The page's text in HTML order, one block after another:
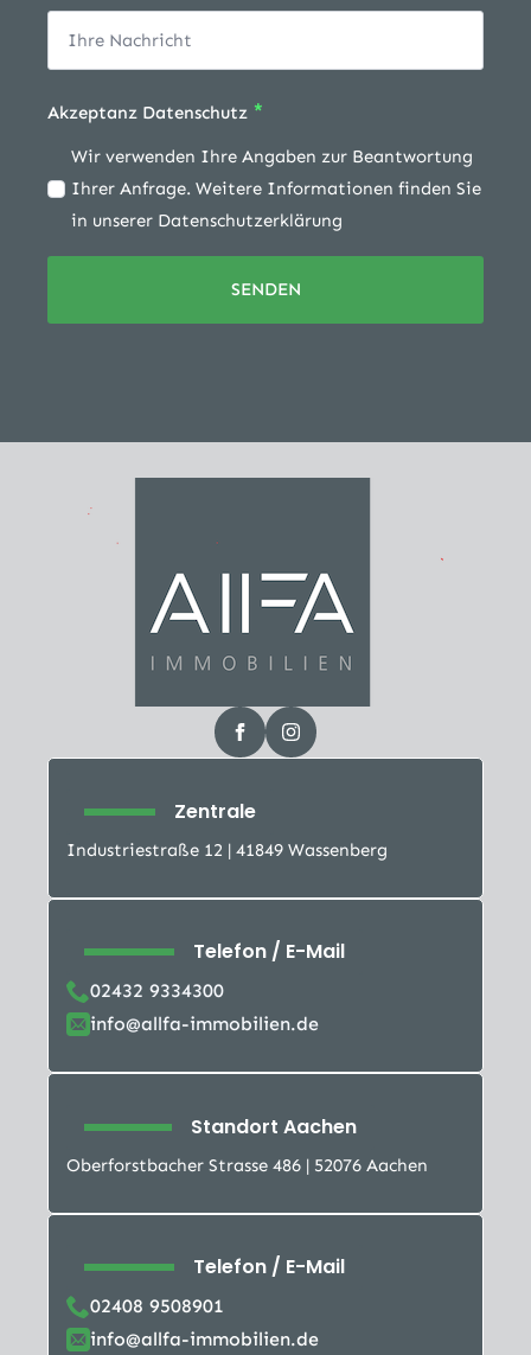
Akzeptanz Datenschutz *
Wir verwenden Ihre Angaben zur Beantwortung
Ihrer Anfrage. Weitere Informationen finden Sie
in unserer Datenschutzerklärung
SENDEN
Zentrale
Industriestraße 12 | 41849 Wassenberg
Telefon / E-Mail
02432 9334300
info@allfa-immobilien.de
Standort Aachen
Oberforstbacher Strasse 486 | 52076 Aachen
Telefon / E-Mail
02408 9508901
info@allfa-immobilien.de